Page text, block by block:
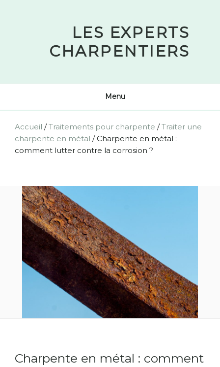
LES EXPERTS
CHARPENTIERS
Menu
Accueil /Traitements pour charpente /Traiter une
charpente en métal /Charpente en métal :
comment lutter contre la corrosion ?
Charpente en métal : comment